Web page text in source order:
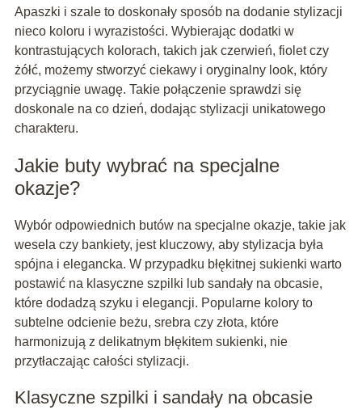
Apaszki i szale to doskonały sposób na dodanie stylizacji
nieco koloru i wyrazistości. Wybierając dodatki w
kontrastujących kolorach, takich jak czerwień, fiolet czy
żółć, możemy stworzyć ciekawy i oryginalny look, który
przyciągnie uwagę. Takie połączenie sprawdzi się
doskonale na co dzień, dodając stylizacji unikatowego
charakteru.
Jakie buty wybrać na specjalne
okazje?
Wybór odpowiednich butów na specjalne okazje, takie jak
wesela czy bankiety, jest kluczowy, aby stylizacja była
spójna i elegancka. W przypadku błękitnej sukienki warto
postawić na klasyczne szpilki lub sandały na obcasie,
które dodadzą szyku i elegancji. Popularne kolory to
subtelne odcienie beżu, srebra czy złota, które
harmonizują z delikatnym błękitem sukienki, nie
przytłaczając całości stylizacji.
Klasyczne szpilki i sandały na obcasie